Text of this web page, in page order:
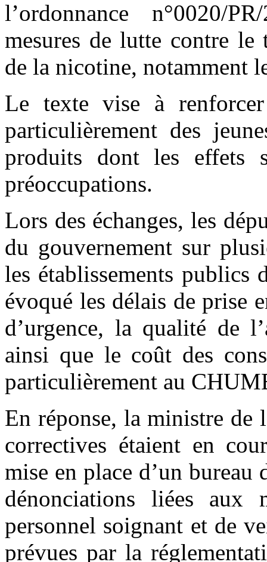
l’ordonnance n°0020/
mesures de lutte contre le
de la nicotine, notamment
Le texte vise à
particulièrement des
produits dont les effets
préoccupations.
Lors des échanges, les
du gouvernement sur
les établissements publics
évoqué les délais de prise
d’urgence, la qualité de
ainsi que le coût des
particulièrement au
En réponse, la ministre de
correctives étaient en
mise en place d’un
dénonciations liées aux
personnel soignant et de
prévues par la